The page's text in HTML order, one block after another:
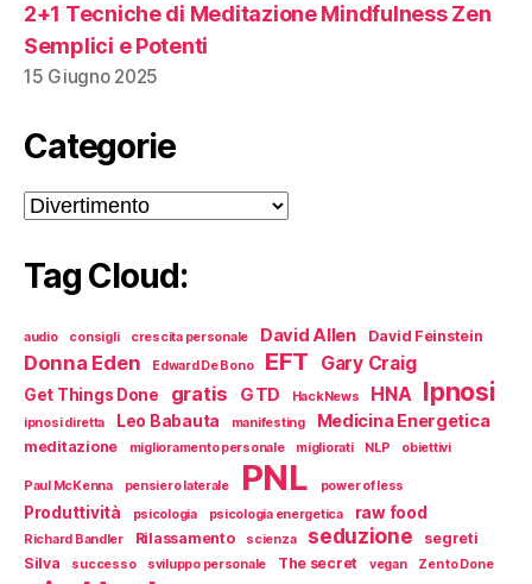
2+1 Tecniche di Meditazione Mindfulness Zen
Semplici e Potenti
15 Giugno 2025
Categorie
Categorie
Tag Cloud:
audio consigli crescita personale David Allen David Feinstein
Donna Eden Edward De Bono EFT Gary Craig
Get Things Done gratis GTD HackNews HNA Ipnosi
ipnosi diretta Leo Babauta manifesting Medicina Energetica
meditazione miglioramento personale migliorati NLP obiettivi
Paul McKenna pensiero laterale PNL power of less
Produttività psicologia psicologia energetica raw food
Richard Bandler Rilassamento scienza seduzione
segreti
Silva
successo sviluppo personale The secret vegan Zen to Done